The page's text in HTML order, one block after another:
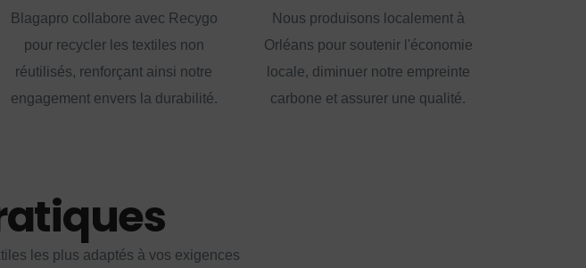
Blagapro collabore avec Recygo
pour recycler les textiles non
réutilisés, renforçant ainsi notre
engagement envers la durabilité.
Nous produisons localement à
Orléans pour soutenir l'économie
locale, diminuer notre empreinte
carbone et assurer une qualité.
les plus adaptés à vos exigences